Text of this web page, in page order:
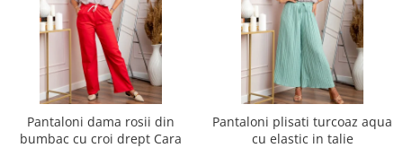
Pantaloni dama rosii din
bumbac cu croi drept Cara
Pantaloni plisati turcoaz aqua
cu elastic in talie